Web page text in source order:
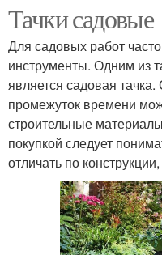
Тачки садовые
Для садовых работ
инструменты. Одним из
является садовая
промежуток времени
строительные
покупкой следует
отличать по